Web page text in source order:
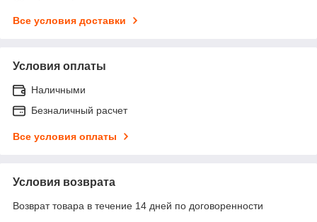
Все условия доставки
Условия оплаты
Наличными
Безналичный расчет
Все условия оплаты
Условия возврата
Возврат товара в течение 14 дней по договоренности